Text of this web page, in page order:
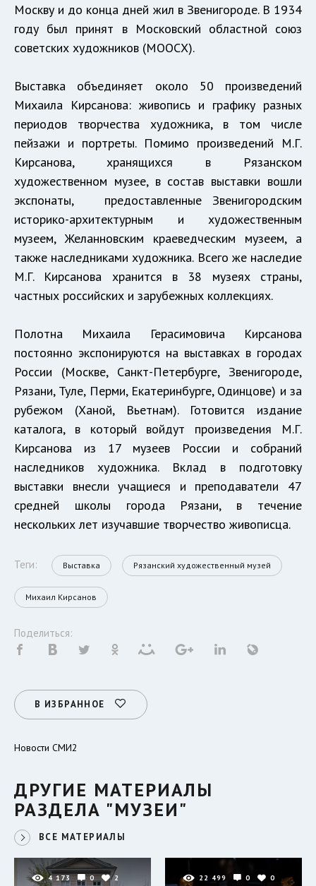
Москву и до конца дней жил в Звенигороде. В 1934
году был принят в Московский областной союз
советских художников (МООСХ).
Выставка объединяет около 50 произведений
Михаила Кирсанова: живопись и графику разных
периодов творчества художника, в том числе
пейзажи и портреты. Помимо произведений М.Г.
Кирсанова, хранящихся в Рязанском
художественном музее, в состав выставки вошли
экспонаты, предоставленные Звенигородским
историко-архитектурным и художественным
музеем, Желанновским краеведческим музеем, а
также наследниками художника. Всего же наследие
М.Г. Кирсанова хранится в 38 музеях страны,
частных российских и зарубежных коллекциях.
Полотна Михаила Герасимовича Кирсанова
постоянно экспонируются на выставках в городах
России (Москве, Санкт-Петербурге, Звенигороде,
Рязани, Туле, Перми, Екатеринбурге, Одинцове) и за
рубежом (Ханой, Вьетнам). Готовится издание
каталога, в который войдут произведения М.Г.
Кирсанова из 17 музеев России и собраний
наследников художника. Вклад в подготовку
выставки внесли учащиеся и преподаватели 47
средней школы города Рязани, в течение
нескольких лет изучавшие творчество живописца.
Теги: Выставка Рязанский художественный музей
Михаил Кирсанов
Поделиться:
В ИЗБРАННОЕ
Новости СМИ2
ДРУГИЕ МАТЕРИАЛЫ
РАЗДЕЛА "МУЗЕИ"
ВСЕ МАТЕРИАЛЫ
4 173 0 2 22 499 0 0